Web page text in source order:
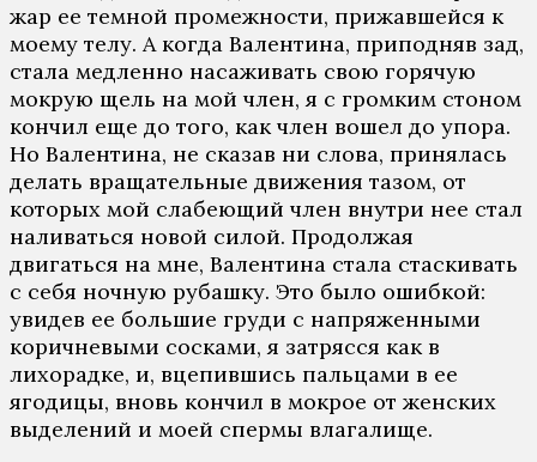
жар ее темной промежности, прижавшейся к
моему телу. А когда Валентина, приподняв зад,
стала медленно насаживать свою горячую
мокрую щель на мой член, я с громким стоном
кончил еще до того, как член вошел до упора.
Но Валентина, не сказав ни слова, принялась
делать вращательные движения тазом, от
которых мой слабеющий член внутри нее стал
наливаться новой силой. Продолжая
двигаться на мне, Валентина стала стаскивать
с себя ночную рубашку. Это было ошибкой:
увидев ее большие груди с напряженными
коричневыми сосками, я затрясся как в
лихорадке, и, вцепившись пальцами в ее
ягодицы, вновь кончил в мокрое от женских
выделений и моей спермы влагалище.